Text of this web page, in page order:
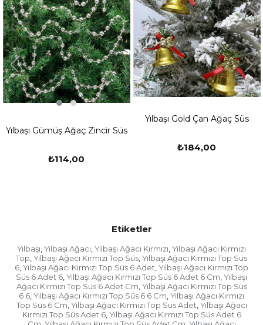
Yılbaşı Gümüş Ağaç Zincir Süs
₺114,00
Yılbaşı Gold Çan Ağaç Süs
₺184,00
Etiketler
Yılbaşı, Yılbaşı Ağacı, Yılbaşı Ağacı Kırmızı, Yılbaşı Ağacı Kırmızı
Top, Yılbaşı Ağacı Kırmızı Top Süs, Yılbaşı Ağacı Kırmızı Top Süs
6, Yılbaşı Ağacı Kırmızı Top Süs 6 Adet, Yılbaşı Ağacı Kırmızı Top
Süs 6 Adet 6, Yılbaşı Ağacı Kırmızı Top Süs 6 Adet 6 Cm, Yılbaşı
Ağacı Kırmızı Top Süs 6 Adet Cm, Yılbaşı Ağacı Kırmızı Top Süs
6 6, Yılbaşı Ağacı Kırmızı Top Süs 6 6 Cm, Yılbaşı Ağacı Kırmızı
Top Süs 6 Cm, Yılbaşı Ağacı Kırmızı Top Süs Adet, Yılbaşı Ağacı
Kırmızı Top Süs Adet 6, Yılbaşı Ağacı Kırmızı Top Süs Adet 6